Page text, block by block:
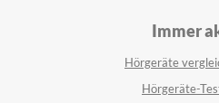
Immer
Hörgeräte
Hörgeräte-